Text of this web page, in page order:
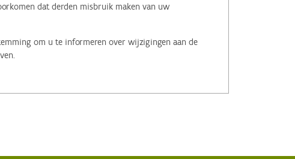
dat derden misbruik maken van uw
om u te informeren over wijzigingen aan de